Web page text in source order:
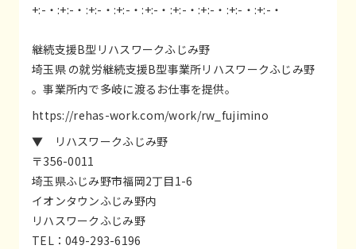
+:-・:+:-・:+:-・:+:-・:+:-・:+:-・:+:-・:+:-・:+:-・
継続支援B型リハスワークふじみ野
埼玉県 の就労継続支援B型事業所リハスワークふじみ野
。事業所内で多岐に渡るお仕事を提供。
https://rehas-work.com/work/rw_fujimino
▼ リハスワークふじみ野
〒356-0011
埼玉県ふじみ野市福岡2丁目1-6
イオンタウンふじみ野内
リハスワークふじみ野
TEL：049-293-6196